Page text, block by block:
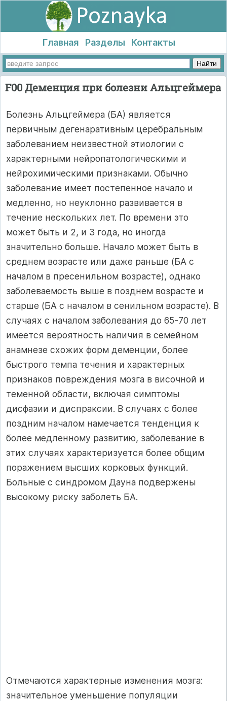
Главная Разделы Контакты
F00 Деменция при болезни Альцгеймера
Болезнь Альцгеймера (БА) является
первичным дегенаративным церебральным
заболеванием неизвестной этиологии с
характерными нейропатологическими и
нейрохимическими признаками. Обычно
заболевание имеет постепенное начало и
медленно, но неуклонно развивается в
течение нескольких лет. По времени это
может быть и 2, и 3 года, но иногда
значительно больше. Начало может быть в
среднем возрасте или даже раньше (БА с
началом в пресенильном возрасте), однако
заболеваемость выше в позднем возрасте и
старше (БА с началом в сенильном возрасте). В
случаях с началом заболевания до 65-70 лет
имеется вероятность наличия в семейном
анамнезе схожих форм деменции, более
быстрого темпа течения и характерных
признаков повреждения мозга в височной и
теменной области, включая симптомы
дисфазии и диспраксии. В случаях с более
поздним началом намечается тенденция к
более медленному развитию, заболевание в
этих случаях характеризуется более общим
поражением высших корковых функций.
Больные с синдромом Дауна подвержены
высокому риску заболеть БА.
Отмечаются характерные изменения мозга:
значительное уменьшение популяции